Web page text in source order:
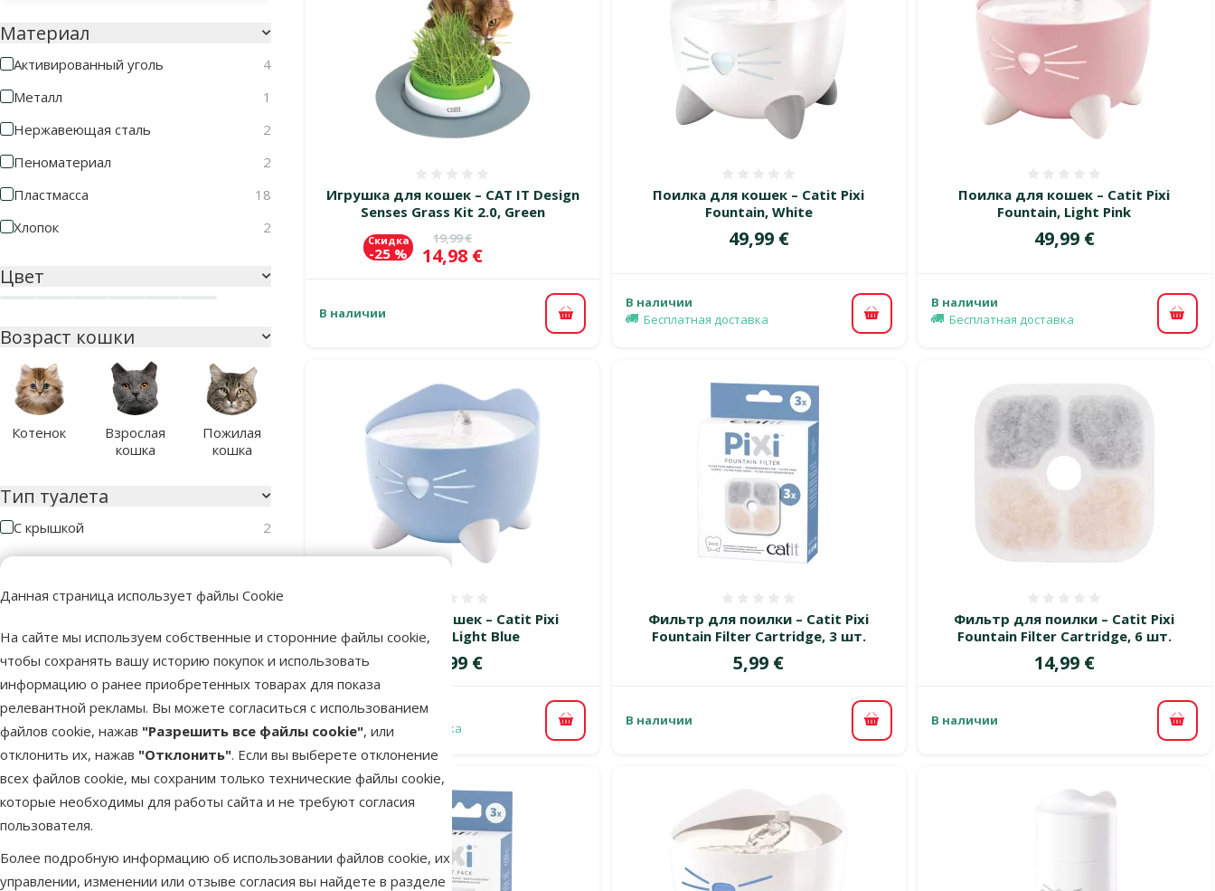
Данная страница использует файлы Cookie
На сайте мы используем собственные и сторонние файлы cookie,
чтобы сохранять вашу историю покупок и использовать
информацию о ранее приобретенных товарах для показа
релевантной рекламы. Вы можете согласиться с использованием
файлов cookie, нажав "Разрешить все файлы cookie", или
отклонить их, нажав "Отклонить". Если вы выберете отклонение
всех файлов cookie, мы сохраним только технические файлы cookie,
которые необходимы для работы сайта и не требуют согласия
пользователя.
Более подробную информацию об использовании файлов cookie, их
управлении, изменении или отзыве согласия вы найдете в разделе
Материал
Активированный уголь
4
Металл
1
Нержавеющая сталь
2
Пеноматериал
2
Пластмасса
18
Хлопок
2
Цвет
Возраст кошки
Котенок
Взрослая
кошка
Пожилая
кошка
Тип туалета
С крышкой 2
56cm 56cm
Высота
47cm 48cm
Ширина
Игрушка для кошек – CAT IT Design
Senses Grass Kit 2.0, Green
Исходная цена
19,99 €
Цена
14,98 €
Скидка
-25 %
В наличии В корзину
Поилка для кошек – Catit Pixi
Fountain, White
Цена
49,99 €
В наличии
Бесплатная доставка
В корзину
Поилка для кошек – Catit Pixi
Fountain, Light Pink
Цена
49,99 €
В наличии
Бесплатная доставка
В
Поилка для кошек – Catit Pixi
Fountain, Light Blue
Цена
49,99 €
В наличии
Бесплатная доставка
В корзину
Фильтр для поилки – Catit Pixi
Fountain Filter Cartridge, 3 шт.
Цена
5,99 €
В наличии В корзину
Фильтр для поилки – Catit Pixi
Fountain Filter Cartridge, 6 шт.
Цена
14,99 €
В наличии В